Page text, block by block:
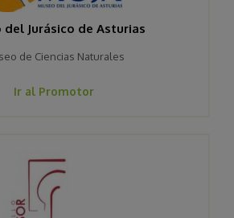
del Jurásico de Asturias
de Ciencias Naturales
Ir al Promotor